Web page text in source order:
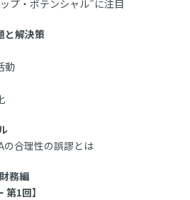
プ・ポテンシャル”に注目
と解決策
動
合理性の誤謬とは
務編
第1回】